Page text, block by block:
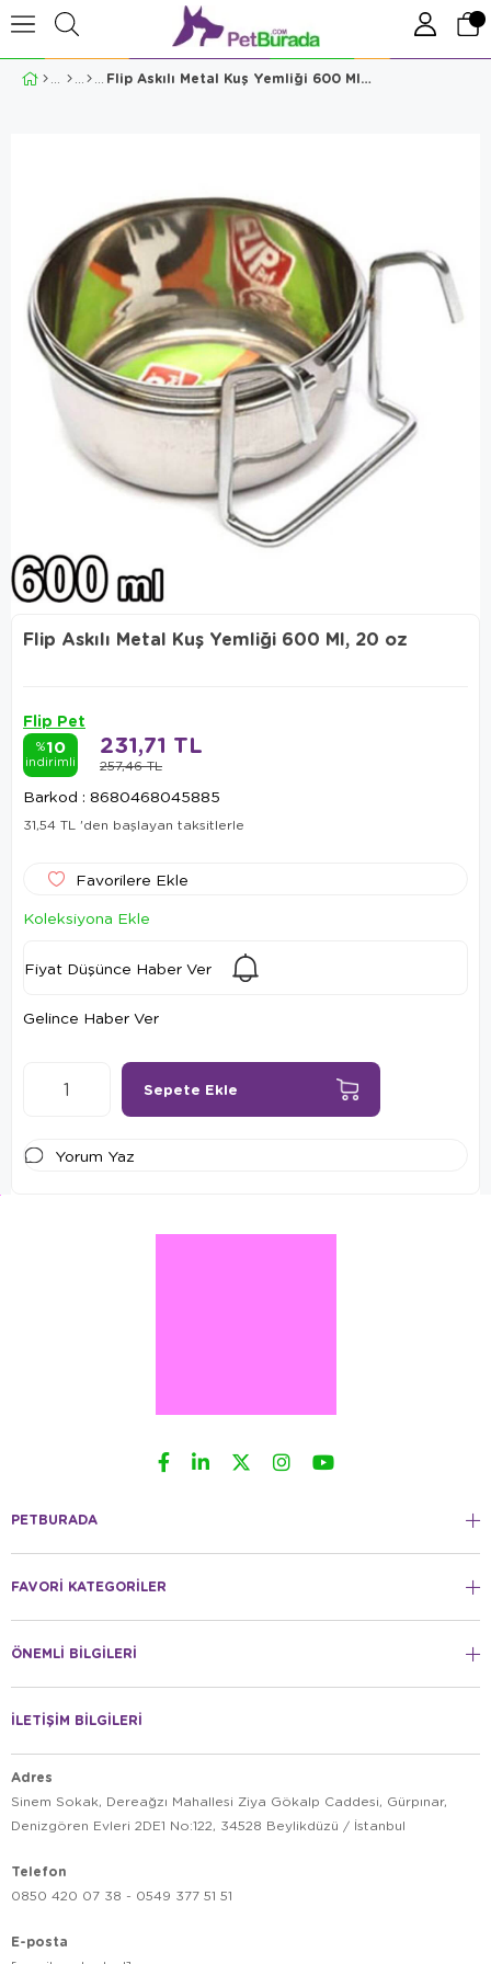
Flip Askılı Metal Kuş Yemliği 600 Ml, 20 oz
Flip Askılı Metal Kuş Yemliği 600 Ml, 20 oz
Flip Pet
%10
indirimli 257,46 TL
231,71 TL
Barkod : 8680468045885
31,54 TL 'den başlayan taksitlerle
Favorilere Ekle
Koleksiyona Ekle
Fiyat Düşünce Haber Ver
Gelince Haber Ver
Yorum Yaz
PETBURADA
FAVORİ KATEGORİLER
ÖNEMLİ BİLGİLERİ
İLETİŞİM BİLGİLERİ
Adres
Sinem Sokak, Dereağzı Mahallesi Ziya Gökalp Caddesi, Gürpınar,
Denizgören Evleri 2DE1 No:122, 34528 Beylikdüzü / İstanbul
Telefon
0850 420 07 38 - 0549 377 51 51
E-posta